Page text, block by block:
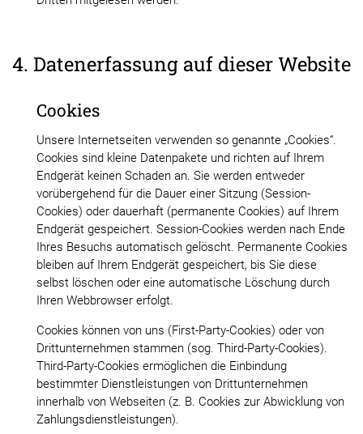
4. Datenerfassung auf dieser Website
Cookies
Unsere Internetseiten verwenden so genannte „Cookies“.
Cookies sind kleine Datenpakete und richten auf Ihrem
Endgerät keinen Schaden an. Sie werden entweder
vorübergehend für die Dauer einer Sitzung (Session-
Cookies) oder dauerhaft (permanente Cookies) auf Ihrem
Endgerät gespeichert. Session-Cookies werden nach Ende
Ihres Besuchs automatisch gelöscht. Permanente Cookies
bleiben auf Ihrem Endgerät gespeichert, bis Sie diese
selbst löschen oder eine automatische Löschung durch
Ihren Webbrowser erfolgt.
Cookies können von uns (First-Party-Cookies) oder von
Drittunternehmen stammen (sog. Third-Party-Cookies).
Third-Party-Cookies ermöglichen die Einbindung
bestimmter Dienstleistungen von Drittunternehmen
innerhalb von Webseiten (z. B. Cookies zur Abwicklung von
Zahlungsdienstleistungen).